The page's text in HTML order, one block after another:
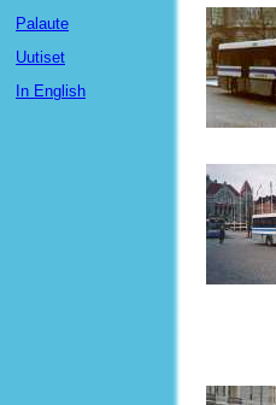
Palaute
Uutiset
In English